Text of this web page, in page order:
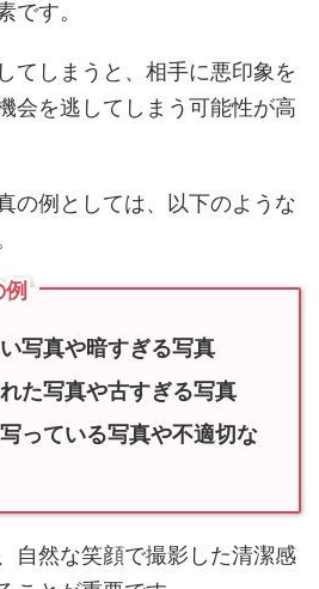
会を逃してしまう可能性が高
写真や暗すぎる写真
た写真や古すぎる写真
っている写真や不適切な
自然な笑顔で撮影した清潔感
ことが重要です。